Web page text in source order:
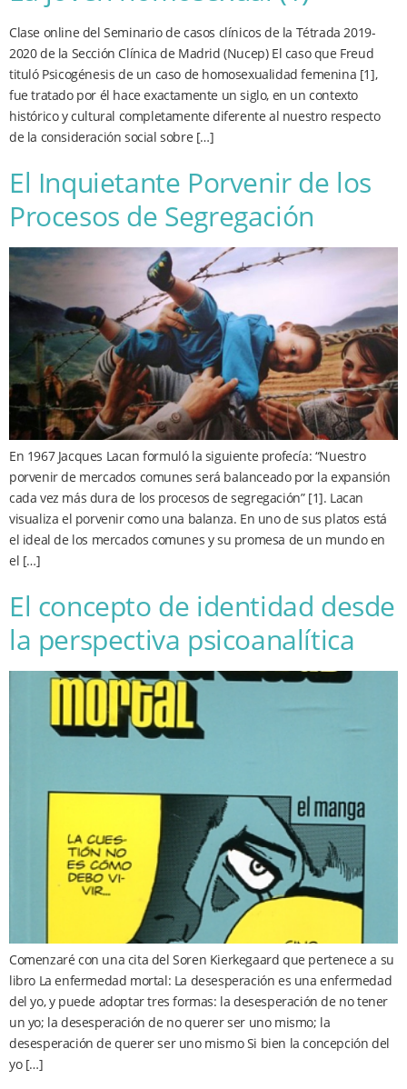
Clase online del Seminario de casos clínicos de la Tétrada 2019-
2020 de la Sección Clínica de Madrid (Nucep) El caso que Freud
tituló Psicogénesis de un caso de homosexualidad femenina [1],
fue tratado por él hace exactamente un siglo, en un contexto
histórico y cultural completamente diferente al nuestro respecto
de la consideración social sobre […]
El Inquietante Porvenir de los
Procesos de Segregación
En 1967 Jacques Lacan formuló la siguiente profecía: “Nuestro
porvenir de mercados comunes será balanceado por la expansión
cada vez más dura de los procesos de segregación” [1]. Lacan
visualiza el porvenir como una balanza. En uno de sus platos está
el ideal de los mercados comunes y su promesa de un mundo en
el […]
El concepto de identidad desde
la perspectiva psicoanalítica
Comenzaré con una cita del Soren Kierkegaard que pertenece a su
libro La enfermedad mortal: La desesperación es una enfermedad
del yo, y puede adoptar tres formas: la desesperación de no tener
un yo; la desesperación de no querer ser uno mismo; la
desesperación de querer ser uno mismo Si bien la concepción del
yo […]